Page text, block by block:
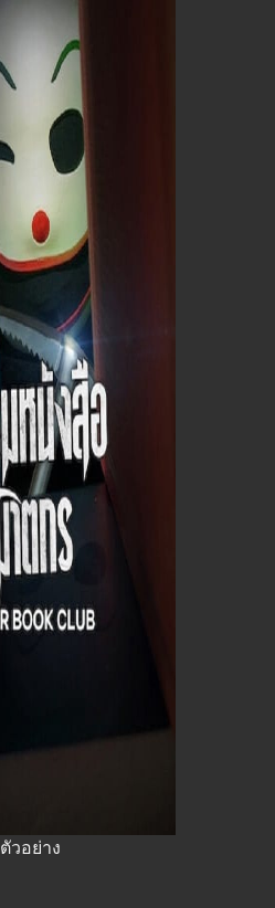
ตัวอย่าง